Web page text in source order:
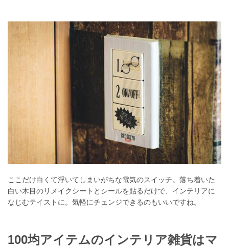
ここだけ白くて浮いてしまいがちな電気のスイッチ。落ち着いた
白い木目のリメイクシートとシールを貼るだけで、インテリアに
なじむテイストに。気軽にチェンジできるのもいいですね。
100均アイテムのインテリア雑貨はマ